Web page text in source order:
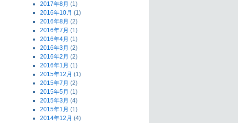
2017年8月 (1)
2016年10月 (1)
2016年8月 (2)
2016年7月 (1)
2016年4月 (1)
2016年3月 (2)
2016年2月 (2)
2016年1月 (1)
2015年12月 (1)
2015年7月 (2)
2015年5月 (1)
2015年3月 (4)
2015年1月 (1)
2014年12月 (4)